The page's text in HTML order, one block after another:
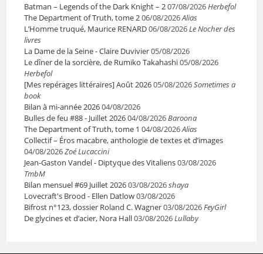
Batman – Legends of the Dark Knight – 207/08/2026Herbefol
The Department of Truth, tome 206/08/2026Alias
L’Homme truqué, Maurice RENARD06/08/2026Le Nocher des
livres
La Dame de la Seine - Claire Duvivier05/08/2026
Le dîner de la sorcière, de Rumiko Takahashi05/08/2026
Herbefol
[Mes repérages littéraires] Août 202605/08/2026Sometimes a
book
Bilan à mi-année 202604/08/2026
Bulles de feu #88 - Juillet 202604/08/2026Baroona
The Department of Truth, tome 1 04/08/2026Alias
Collectif – Éros macabre, anthologie de textes et d’images
04/08/2026Zoé Lucaccini
Jean-Gaston Vandel - Diptyque des Vitaliens03/08/2026
TmbM
Bilan mensuel #69 Juillet 202603/08/2026shaya
Lovecraft's Brood - Ellen Datlow03/08/2026
Bifrost n°123, dossier Roland C. Wagner03/08/2026FeyGirl
De glycines et d’acier, Nora Hall03/08/2026Lullaby